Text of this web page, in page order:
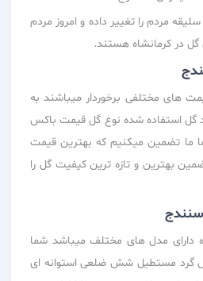
مردم را تغییر داده و امروز مردم
در کرمانشاه هستند.
های مختلفی برخوردار میباشند به
گل استفاده شده نوع گل قیمت باکس
ما تضمین میکنیم که بهترین قیمت
بهترین و تازه ترین کیفیت گل را
دارای مدل های مختلف میباشد شما
گرد مستطیل شش ضلعی استوانه ای